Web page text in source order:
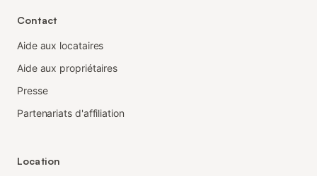
Contact
Aide aux locataires
Aide aux propriétaires
Presse
Partenariats d'affiliation
Location